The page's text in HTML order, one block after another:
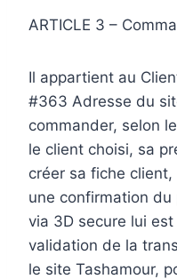
ARTICLE 3 –
Il appartient au
#363 Adresse du
commander, selon
le client choisi, sa
créer sa fiche
une confirmation
via 3D secure lui
validation de la
le site Tashamour,